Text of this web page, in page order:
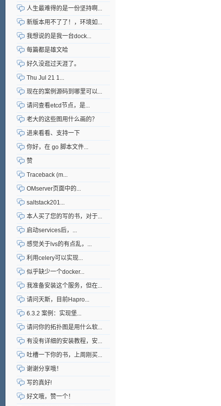
人生最难得的是一份坚持啊...
新版本用不了了！，环境如...
我想说的是我一台dock...
每篇都是雄文哈
好久没逛过天涯了。
Thu Jul 21 1...
现在的案例源码到哪里可以...
请问查看etcd节点，是...
老大的这些图用什么画的？
进来看看、支持一下
你好，在 go 脚本文件...
赞
Traceback (m...
OMserver页面中的...
saltstack201...
本人买了您的写的书，对于...
启动services后，...
感觉关于lvs的有点乱，...
利用celery可以实现...
似乎缺少一个docker...
我准备安装这个服务，但在...
请问天斯，目前Hapro...
6.3.2 案例：实现堡...
请问你的拓扑图是用什么软...
有没有详细的安装教程，安...
吐槽一下你的书，上周刚买...
谢谢分享哦！
写的真好!
好文哦，赞一个！